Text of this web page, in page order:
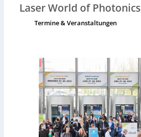
Laser World of Photonics
Termine & Veranstaltungen